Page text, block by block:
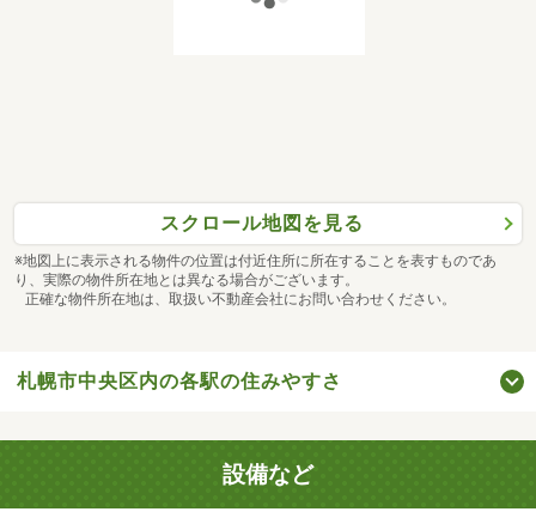
スクロール地図を見る
※地図上に表示される物件の位置は付近住所に所在することを表すものであ
り、実際の物件所在地とは異なる場合がございます。
正確な物件所在地は、取扱い不動産会社にお問い合わせください。
札幌市中央区内の各駅の住みやすさ
設備など